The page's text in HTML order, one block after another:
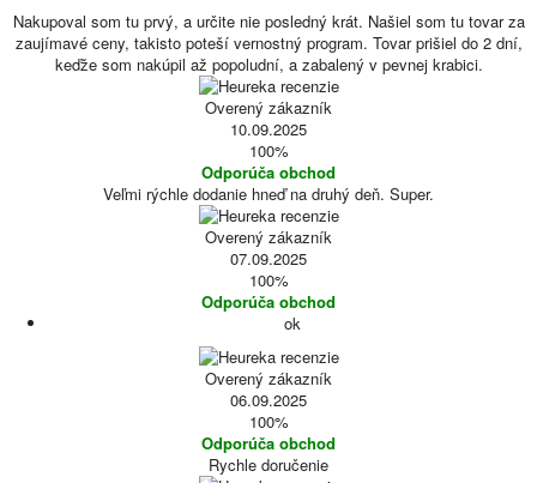
Nakupoval som tu prvý, a určite nie posledný krát. Našiel som tu tovar za
zaujímavé ceny, takisto poteší vernostný program. Tovar prišiel do 2 dní,
keďže som nakúpil až popoludní, a zabalený v pevnej krabici.
Overený zákazník
10.09.2025
100%
Odporúča obchod
Veľmi rýchle dodanie hneď na druhý deň. Super.
Overený zákazník
07.09.2025
100%
Odporúča obchod
ok
Overený zákazník
06.09.2025
100%
Odporúča obchod
Rychle doručenie